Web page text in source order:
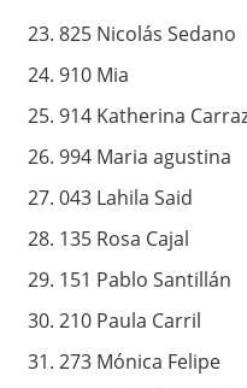
825 Nicolás Sedano
910 Mia
914 Katherina
994 Maria agustina
043 Lahila Said
135 Rosa Cajal
151 Pablo Santillán
210 Paula Carril
273 Mónica Felipe